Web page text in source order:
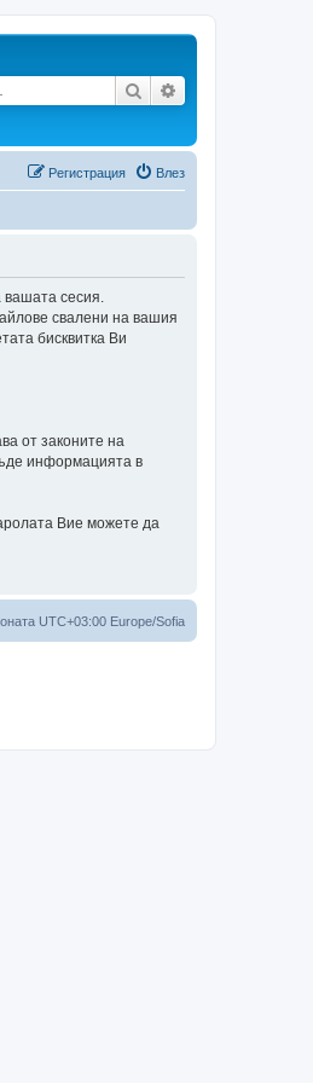
Търсене
Влез
Регистрация
сесия.
свалени на вашия
бисквитка Ви
от законите на
информацията в
Вие можете да
UTC+03:00 Europe/Sofia